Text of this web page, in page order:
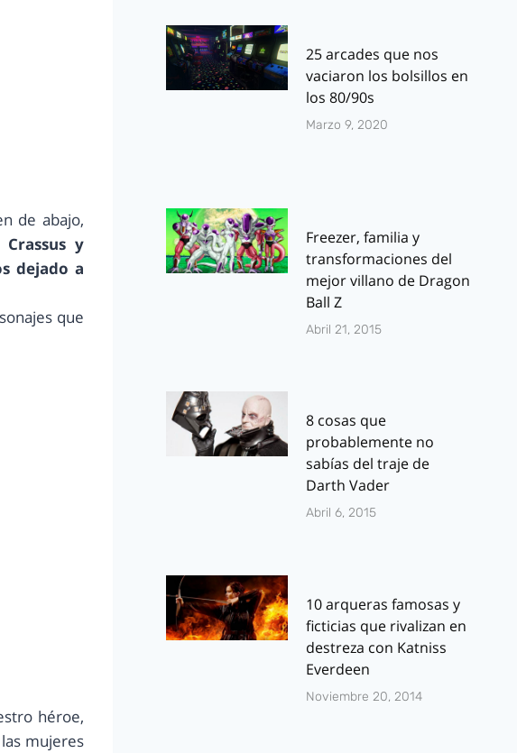
de abajo,
y
dejado a
que
héroe,
mujeres
25 arcades que nos
vaciaron los bolsillos en
los 80/90s
Marzo 9, 2020
Freezer, familia y
transformaciones del
mejor villano de Dragon
Ball Z
Abril 21, 2015
8 cosas que
probablemente no
sabías del traje de
Darth Vader
Abril 6, 2015
10 arqueras famosas y
ficticias que rivalizan en
destreza con Katniss
Everdeen
Noviembre 20, 2014